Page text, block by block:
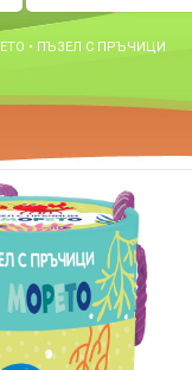
• ПЪЗЕЛ С ПРЪЧИЦИ